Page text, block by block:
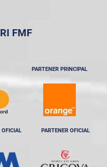
FMF
PARTENER PRINCIPAL
OFICIAL PARTENER OFICIAL